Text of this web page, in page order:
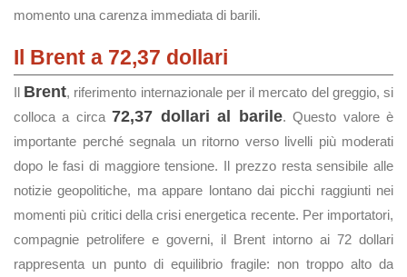
momento una carenza immediata di barili.
Il Brent a 72,37 dollari
Il Brent, riferimento internazionale per il mercato del greggio, si
colloca a circa72,37 dollari al barile. Questo valore è
importante perché segnala un ritorno verso livelli più moderati
dopo le fasi di maggiore tensione. Il prezzo resta sensibile alle
notizie geopolitiche, ma appare lontano dai picchi raggiunti nei
momenti più critici della crisi energetica recente. Per importatori,
compagnie petrolifere e governi, il Brent intorno ai 72 dollari
rappresenta un punto di equilibrio fragile: non troppo alto da